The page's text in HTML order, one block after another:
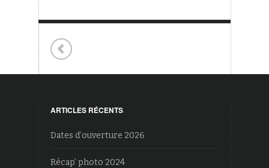
ARTICLES RÉCENTS
Dates d’ouverture 2026
Récap’ photo 2024